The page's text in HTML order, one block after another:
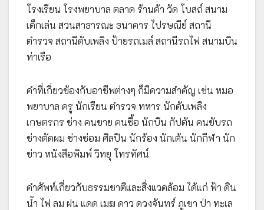
โรงเรียน โรงพยาบาล ตลาด ร้านค้า วัด โบสถ์ สนาม
เด็กเล่น สวนสาธารณะ ธนาคาร ไปรษณีย์ สถานี
ตำรวจ สถานีดับเพลิง ป้ายรถเมล์ สถานีรถไฟ สนามบิน
ท่าเรือ
คำที่เกี่ยวข้องกับอาชีพต่างๆ ก็มีความสำคัญ เช่น หมอ
พยาบาล ครู นักเรียน ตำรวจ ทหาร นักดับเพลิง
เกษตรกร ช่าง คนขาย คนซื้อ นักบิน กัปตัน คนขับรถ
ช่างตัดผม ช่างซ่อม ศิลปิน นักร้อง นักเต้น นักกีฬา นัก
ข่าว หนังสือพิมพ์ วิทยุ โทรทัศน์
คำศัพท์เกี่ยวกับธรรมชาติและสิ่งแวดล้อม ได้แก่ ฟ้า ดิน
น้ำ ไฟ ลม ฝน แดด เมฆ ดาว ดวงจันทร์ ภูเขา ป่า ทะเล